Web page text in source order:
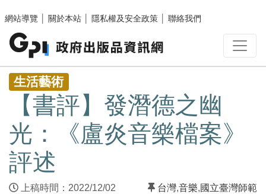
網站導覽
關於本站 隱私權及安全政策 聯絡我們
:::
生活藝術
【書評】發潛德之幽
光：《盧炎音樂檔案》
評述
上稿時間：2022/12/02
台灣,音樂,國立臺灣師範